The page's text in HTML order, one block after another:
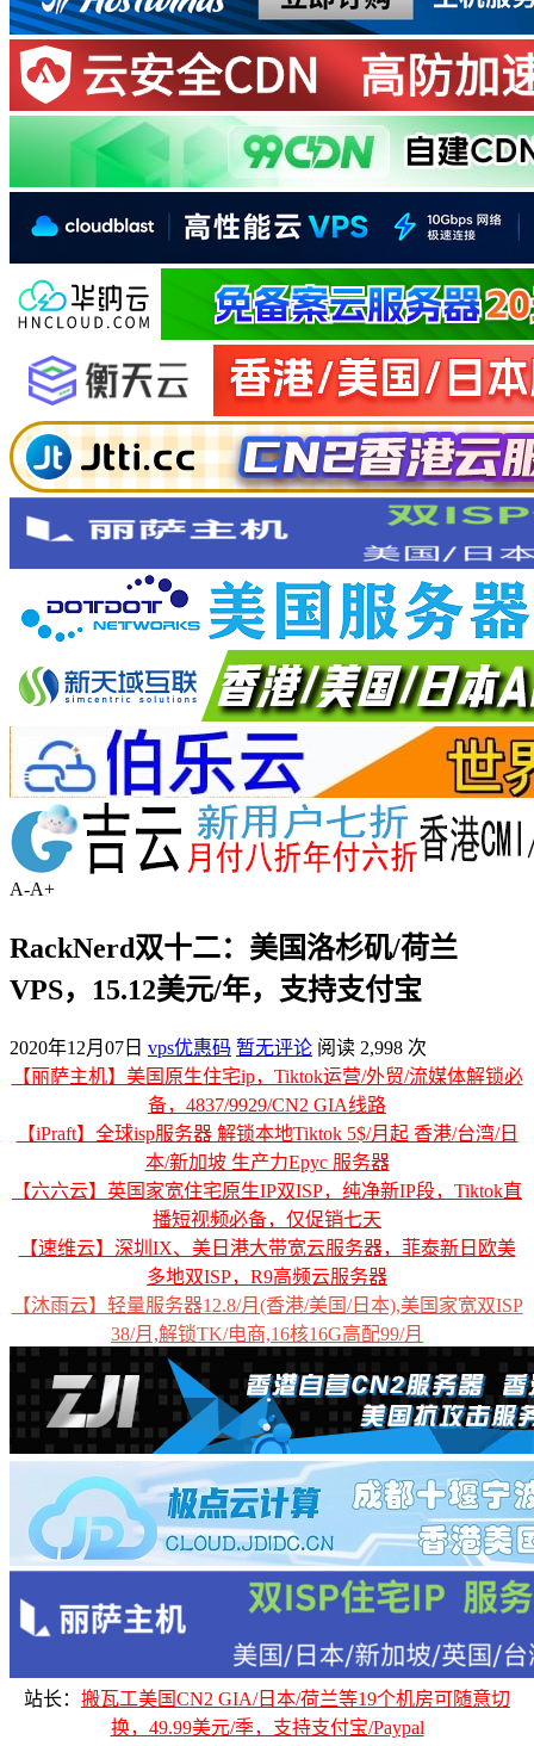
A-A+
RackNerd双十二：美国洛杉矶/荷兰
VPS，15.12美元/年，支持支付宝
2020年12月07日 vps优惠码 暂无评论 阅读 2,998 次
【丽萨主机】美国原生住宅ip，Tiktok运营/外贸/流媒体解锁必
备，4837/9929/CN2 GIA线路
【iPraft】全球isp服务器 解锁本地Tiktok 5$/月起 香港/台湾/日
本/新加坡 生产力Epyc 服务器
【六六云】英国家宽住宅原生IP双ISP，纯净新IP段，Tiktok直
播短视频必备，仅促销七天
【速维云】深圳IX、美日港大带宽云服务器，菲泰新日欧美
多地双ISP，R9高频云服务器
【沐雨云】轻量服务器12.8/月(香港/美国/日本),美国家宽双ISP
38/月,解锁TK/电商,16核16G高配99/月
站长： 搬瓦工美国CN2 GIA/日本/荷兰等19个机房可随意切
换，49.99美元/季，支持支付宝/Paypal